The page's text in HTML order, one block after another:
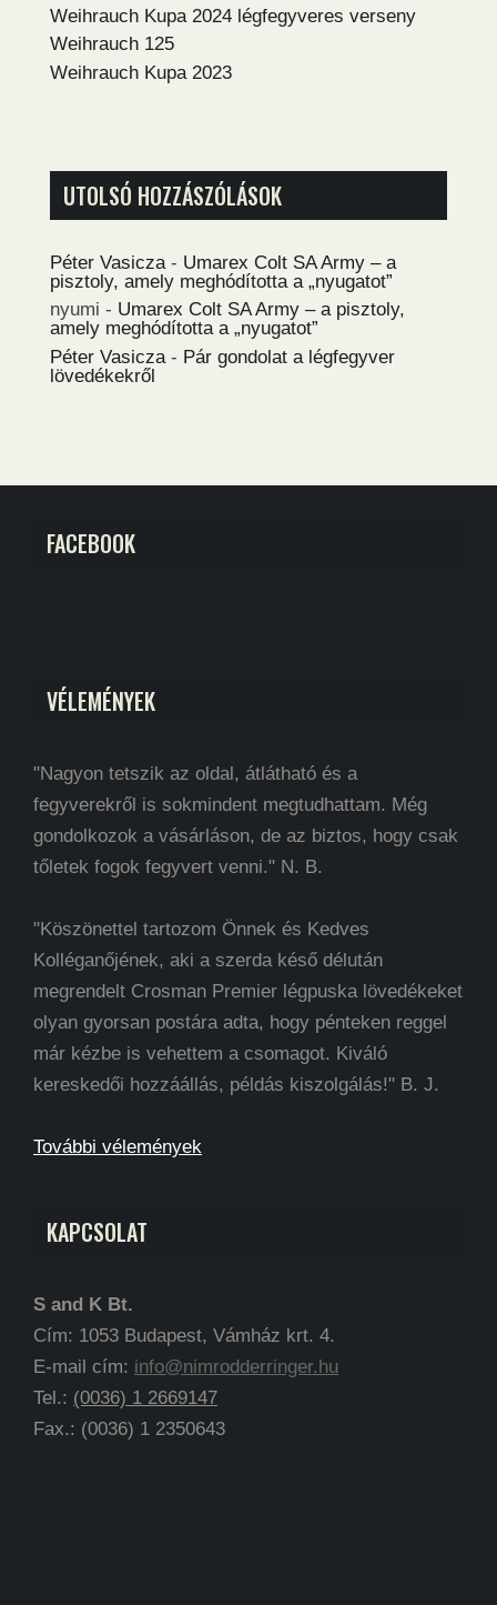
Weihrauch Kupa 2024 légfegyveres verseny
Weihrauch 125
Weihrauch Kupa 2023
UTOLSÓ HOZZÁSZÓLÁSOK
Péter Vasicza- Umarex Colt SA Army – a
pisztoly, amely meghódította a „nyugatot”
nyumi - Umarex Colt SA Army – a pisztoly,
amely meghódította a „nyugatot”
Péter Vasicza- Pár gondolat a légfegyver
lövedékekről
FACEBOOK
VÉLEMÉNYEK
"Nagyon tetszik az oldal, átlátható és a
fegyverekről is sokmindent megtudhattam. Még
gondolkozok a vásárláson, de az biztos, hogy csak
tőletek fogok fegyvert venni." N. B.
"Köszönettel tartozom Önnek és Kedves
Kolléganőjének, aki a szerda késő délután
megrendelt Crosman Premier légpuska lövedékeket
olyan gyorsan postára adta, hogy pénteken reggel
már kézbe is vehettem a csomagot. Kiváló
kereskedői hozzáállás, példás kiszolgálás!" B. J.
További vélemények
KAPCSOLAT
S and K Bt.
Cím: 1053 Budapest, Vámház krt. 4.
E-mail cím: info@nimrodderringer.hu
Tel.: (0036) 1 2669147
Fax.: (0036) 1 2350643